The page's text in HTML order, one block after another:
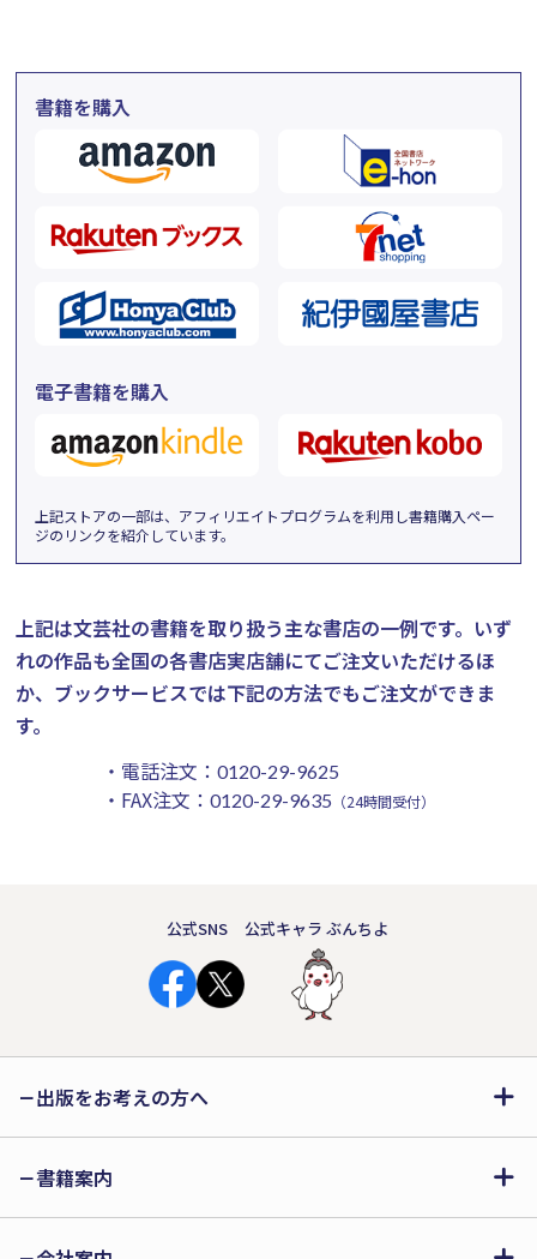
書籍を購入
電子書籍を購入
上記ストアの一部は、アフィリエイトプログラムを利用し書籍購入ペー
ジのリンクを紹介しています。
上記は文芸社の書籍を取り扱う主な書店の一例です。 いず
れの作品も全国の各書店実店舗にてご注文いただけるほ
か、ブックサービスでは下記の方法でもご注文ができま
す。
・電話注文： 0120-29-9625
・FAX注文： 0120-29-9635 （24時間受付）
公式SNS 公式キャラ ぶんちよ
出版をお考えの方へ
書籍案内